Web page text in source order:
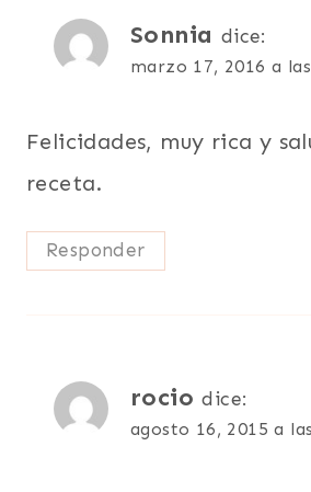
Sonnia dice:
marzo 17, 2016 a
Felicidades, muy rica y
receta.
Responder
rocio dice:
agosto 16, 2015 a